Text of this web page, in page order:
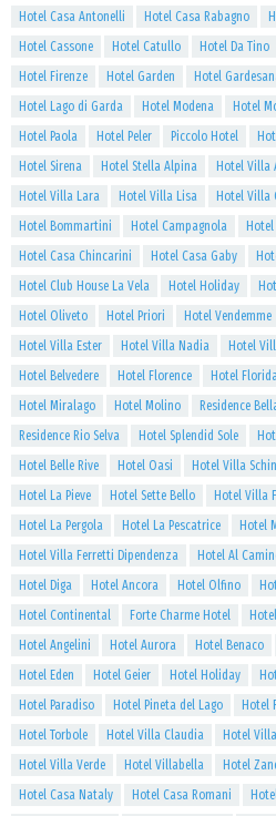
Hotel Casa Antonelli
Hotel Casa Rabagno
Hotel Cassone
Hotel Catullo Hotel Da Tino
Hotel Firenze
Hotel Garden Hotel
Hotel Lago di Garda
Hotel Modena Hotel
Hotel Paola
Hotel Peler Piccolo Hotel
Hotel Sirena
Hotel Stella Alpina Hotel Villa
Hotel Villa Lara
Hotel Villa Lisa Hotel Villa
Hotel Bommartini
Hotel Campagnola
Hotel Casa Chincarini
Hotel Casa Gaby
Hotel Club House La Vela
Hotel Holiday
Hotel Oliveto
Hotel Priori Hotel Vendemme
Hotel Villa Ester
Hotel Villa Nadia Hotel
Hotel Belvedere
Hotel Florence Hotel
Hotel Miralago
Hotel Molino Residence
Residence Rio Selva
Hotel Splendid Sole
Hotel Belle Rive
Hotel Oasi Hotel Villa
Hotel La Pieve
Hotel Sette Bello Hotel Villa
Hotel La Pergola
Hotel La Pescatrice
Hotel
Hotel Villa Ferretti Dipendenza
Hotel Al
Hotel Diga
Hotel Ancora Hotel Olfino
Hotel Continental
Forte Charme Hotel
Hotel Angelini
Hotel Aurora Hotel Benaco
Hotel Eden
Hotel Geier Hotel Holiday
Hotel Paradiso
Hotel Pineta del Lago Hotel
Hotel Torbole
Hotel Villa Claudia Hotel
Hotel Villa Verde
Hotel Villabella Hotel
Hotel Casa Nataly
Hotel Casa Romani